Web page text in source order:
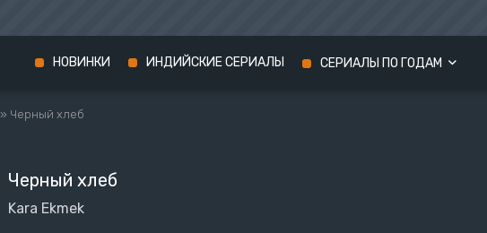
» Черный хлеб
Черный хлеб
Kara Ekmek
НОВИНКИ ИНДИЙСКИЕ СЕРИАЛЫ СЕРИАЛЫ ПО ГОДАМ